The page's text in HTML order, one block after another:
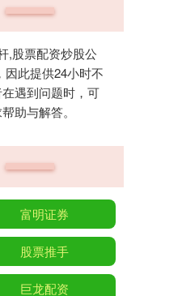
,股票配资炒股公
此提供24小时不
遇到问题时，可
助与解答。
富明证券
股票推手
巨龙配资